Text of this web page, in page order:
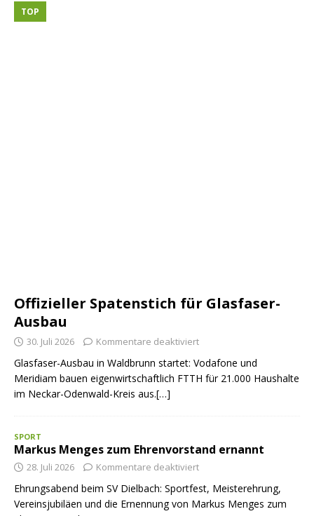
Offizieller Spatenstich für Glasfaser-
Ausbau
TOP
30. Juli 2026 Kommentare deaktiviert
Glasfaser-Ausbau in Waldbrunn startet: Vodafone und
Meridiam bauen eigenwirtschaftlich FTTH für 21.000 Haushalte
im Neckar-Odenwald-Kreis aus.[…]
SPORT
Markus Menges zum Ehrenvorstand ernannt
28. Juli 2026 Kommentare deaktiviert
Ehrungsabend beim SV Dielbach: Sportfest, Meisterehrung,
Vereinsjubiläen und die Ernennung von Markus Menges zum